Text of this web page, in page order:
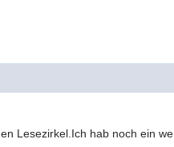
Lesezirkel.Ich hab noch ein